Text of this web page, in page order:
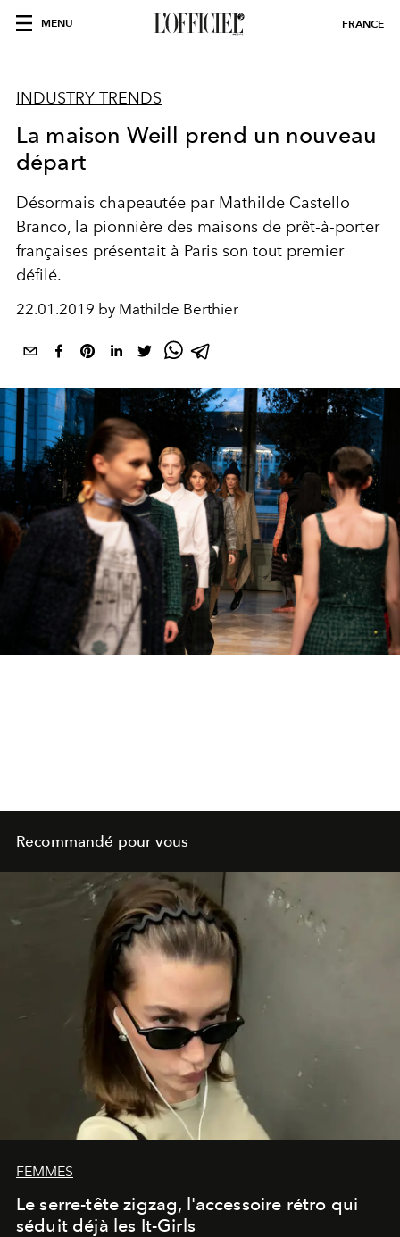
MENU FRANCE
INDUSTRY TRENDS
La maison Weill prend un nouveau
départ
Désormais chapeautée par Mathilde Castello
Branco, la pionnière des maisons de prêt-à-porter
françaises présentait à Paris son tout premier
défilé.
22.01.2019 by Mathilde Berthier
Recommandé pour vous
FEMMES
Le serre-tête zigzag, l'accessoire rétro qui
séduit déjà les It-Girls